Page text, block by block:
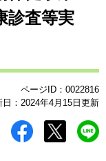
診査等実
ページID：0022816
日：2024年4月15日更新